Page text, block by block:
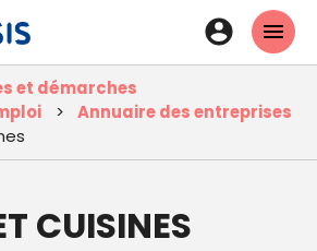
contenu
principal
En-
tête
-
et démarches
Annuaire des entreprises
CUISINES